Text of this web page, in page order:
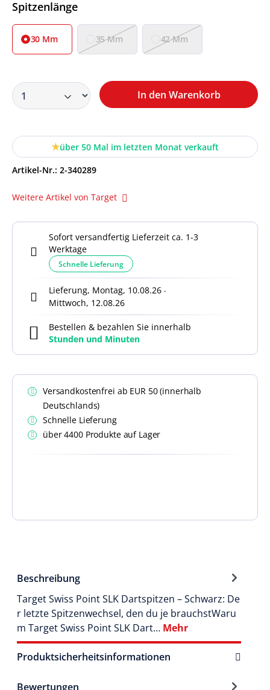
Beschreibung
Target Swiss Point SLK Dartspitzen – Schwarz: De
r letzte Spitzenwechsel, den du je brauchstWaru
m Target Swiss Point SLK Dart… Mehr
Produktsicherheitsinformationen
Bewertungen
SpitzenlängeAuswählen
30 Mm 35 Mm 42 Mm
In den Warenkorb
Artikel-Nr.: 2-340289
über 50 Mal im letzten Monat verkauft
Weitere Artikel von Target
Sofort versandfertig Lieferzeit ca. 1-3
Werktage
Schnelle Lieferung
Lieferung, Montag, 10.08.26 -
Mittwoch, 12.08.26
Bestellen & bezahlen Sie innerhalb
Stunden und Minuten
Versandkostenfrei ab EUR 50 (innerhalb
Deutschlands)
Schnelle Lieferung
über 4400 Produkte auf Lager